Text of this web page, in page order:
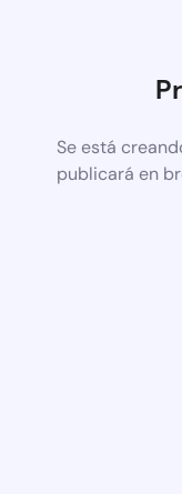
Se está
publicará en